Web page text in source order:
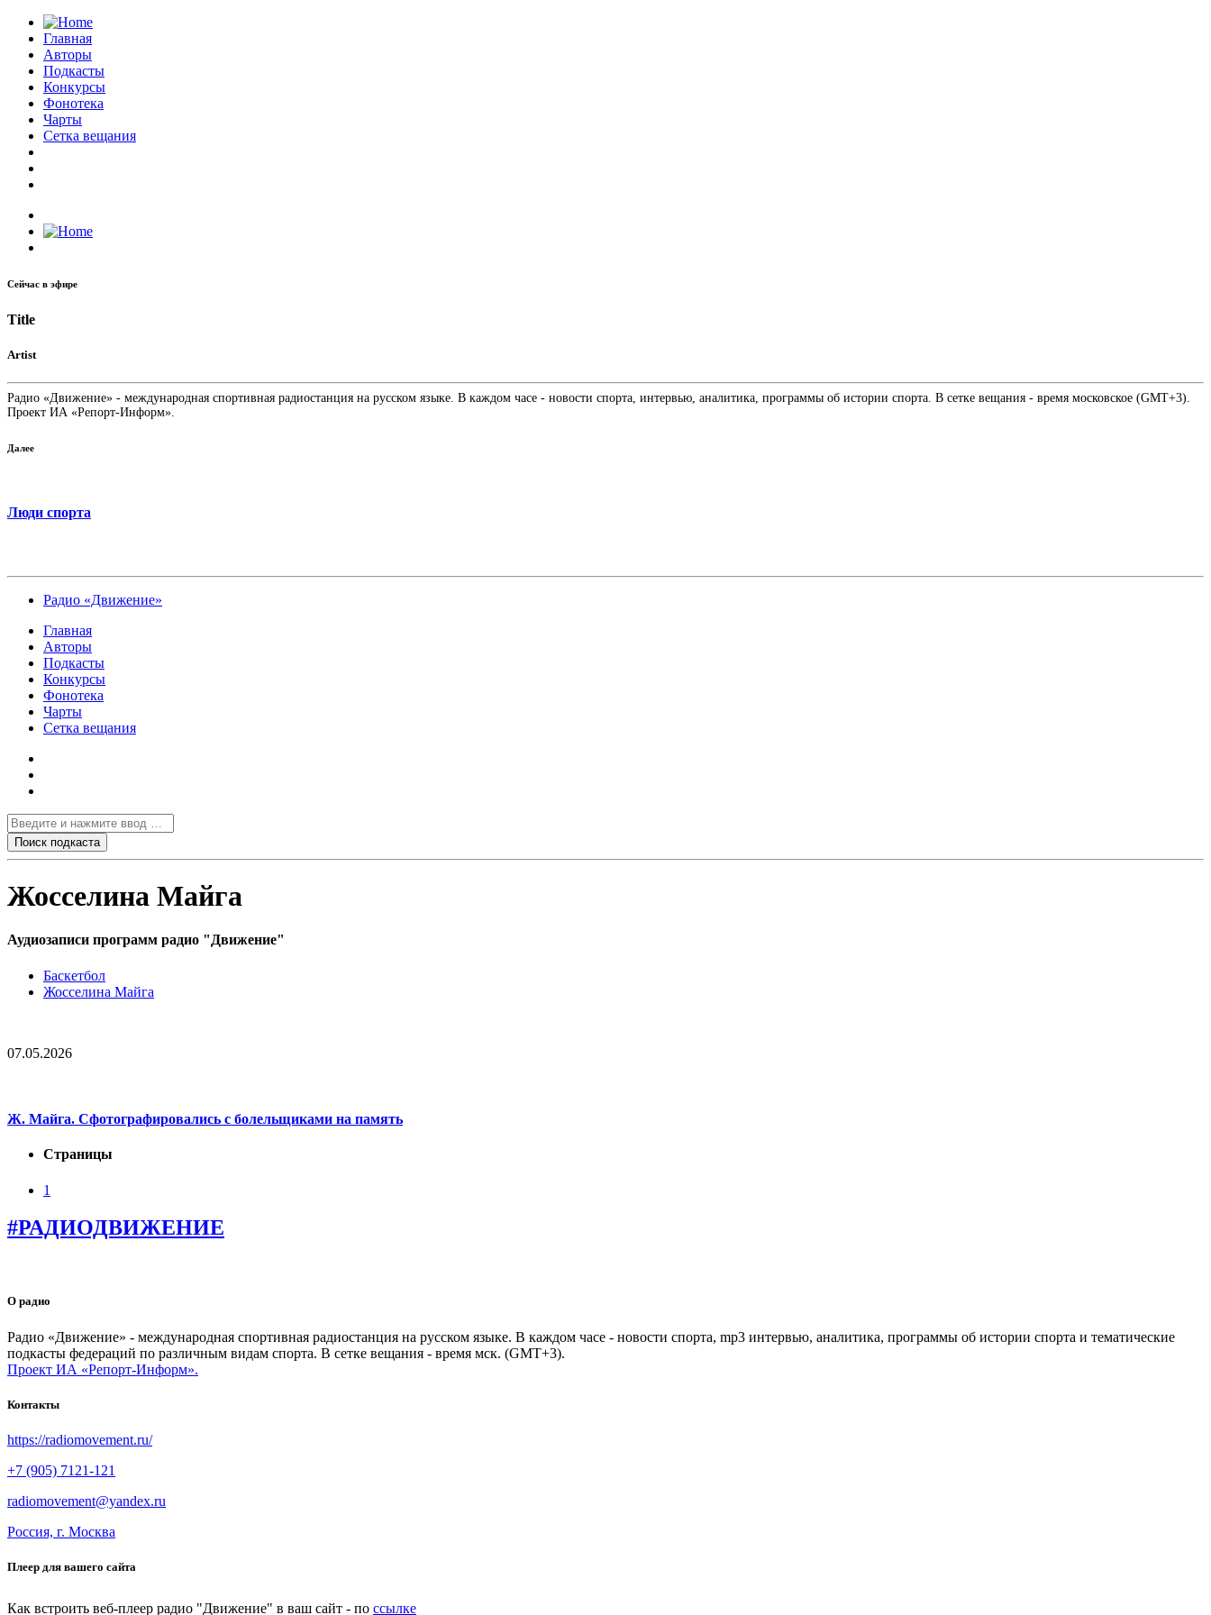
Главная
Авторы
Подкасты
Конкурсы
Фонотека
Чарты
Сетка вещания
Сейчас в эфире
Title
Artist
Радио «Движение» - международная спортивная радиостанция на русском языке. В каждом часе - новости спорта, интервью, аналитика, программы об истории спорта. В сетке вещания - время московское (GMT+3).
Проект ИА «Репорт-Информ».
Далее
Люди спорта
Радио «Движение»
Главная
Авторы
Подкасты
Конкурсы
Фонотека
Чарты
Сетка вещания
Жосселина Майга
Аудиозаписи программ радио "Движение"
Баскетбол
Жосселина Майга
07.05.2026
Ж. Майга. Сфотографировались с болельщиками на память
Страницы
1
#РАДИОДВИЖЕНИЕ
О радио
Радио «Движение» - международная спортивная радиостанция на русском языке. В каждом часе - новости спорта, mp3 интервью, аналитика, программы об истории спорта и тематические
подкасты федераций по различным видам спорта. В сетке вещания - время мск. (GMT+3).
Проект ИА «Репорт-Информ».
Контакты
https://radiomovement.ru/
+7 (905) 7121-121
radiomovement@yandex.ru
Россия, г. Москва
Плеер для вашего сайта
Как встроить веб-плеер радио "Движение" в ваш сайт - по ссылке